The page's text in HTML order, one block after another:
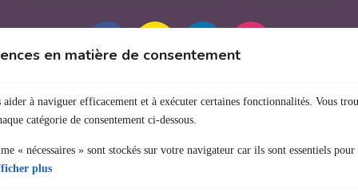
en matière de consentement
à naviguer efficacement et à exécuter certaines fonctionnalités. Vous
catégorie de consentement ci-dessous.
« nécessaires » sont stockés sur votre navigateur car ils sont essentiels
plus
Nous contacter
31 rue des Landelles